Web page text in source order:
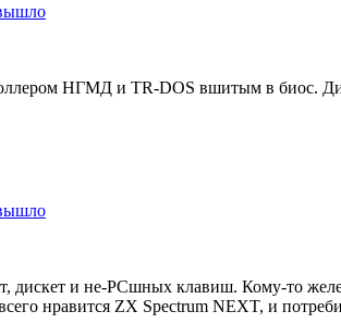
НГМД и TR-DOS вшитым в биос.
дискет и не-PCшных клавиш. Кому-то
нравится ZX Spectrum NEXT, и